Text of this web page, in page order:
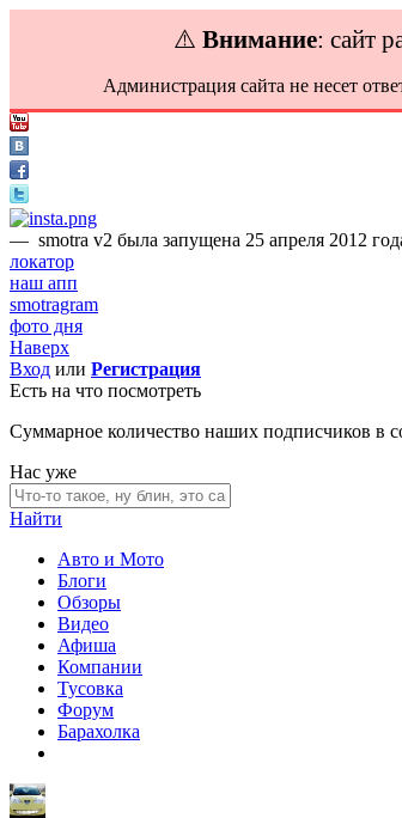
⚠️ Внимание: сайт
Администрация сайта не несет
— smotra v2 была запущена 25 апреля 2012
локатор
наш апп
smotragram
фото дня
Наверх
Вход или Регистрация
Есть на что посмотреть
Суммарное количество наших подписчиков в
Нас уже
Найти
Авто и Мото
Блоги
Обзоры
Видео
Афиша
Компании
Тусовка
Форум
Барахолка